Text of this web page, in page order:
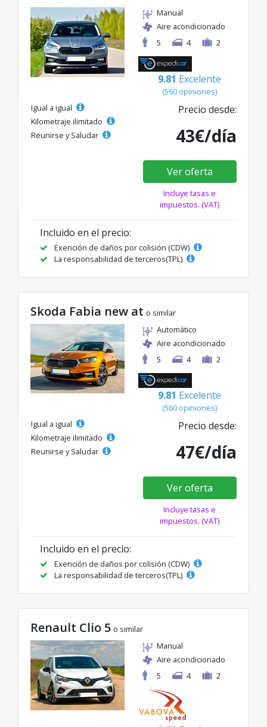
Manual
Aire acondicionado
5
4 2
9.81 Excelente
(560 opiniones)
Igual a igual
Kilometraje ilimitado
Reunirse y Saludar
Precio desde:
43€/día
Ver oferta
Incluye tasas e
impuestos. (VAT)
Incluido en el precio:
Exención de daños por colisión (CDW)
La responsabilidad de terceros(TPL)
Skoda Fabia new at o similar
Automático
Aire acondicionado
5
4 2
9.81 Excelente
(560 opiniones)
Igual a igual
Kilometraje ilimitado
Reunirse y Saludar
Precio desde:
47€/día
Ver oferta
Incluye tasas e
impuestos. (VAT)
Incluido en el precio:
Exención de daños por colisión (CDW)
La responsabilidad de terceros(TPL)
Renault Clio 5 o similar
Manual
Aire acondicionado
5
4 2